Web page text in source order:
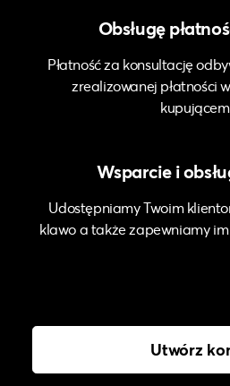
Obsługę
Płatność za konsultację
zrealizowanej płatności
Wsparcie i
Udostępniamy Twoim
klawo a także zapewniamy
Utwórz